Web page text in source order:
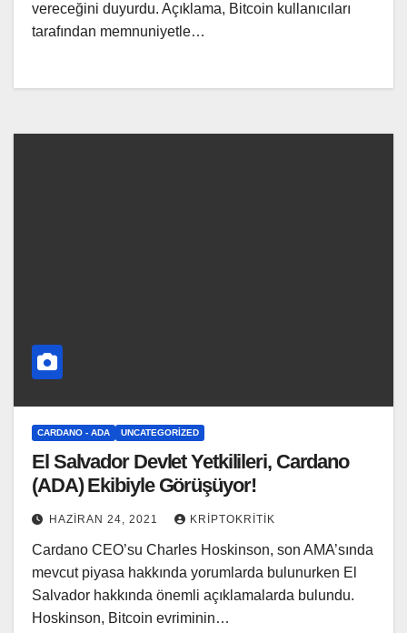
vereceğini duyurdu. Açıklama, Bitcoin kullanıcıları
tarafından memnuniyetle…
CARDANO - ADA UNCATEGORIZED
El Salvador Devlet Yetkilileri, Cardano
(ADA) Ekibiyle Görüşüyor!
HAZIRAN 24, 2021 KRIPTOKRITIK
Cardano CEO’su Charles Hoskinson, son AMA’sında
mevcut piyasa hakkında yorumlarda bulunurken El
Salvador hakkında önemli açıklamalarda bulundu.
Hoskinson, Bitcoin evriminin…